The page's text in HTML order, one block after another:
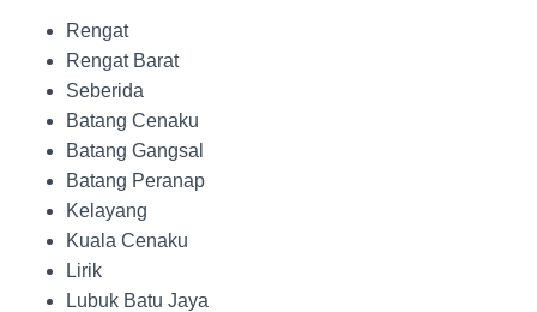
Rengat
Rengat Barat
Seberida
Batang Cenaku
Batang Gangsal
Batang Peranap
Kelayang
Kuala Cenaku
Lirik
Lubuk Batu Jaya